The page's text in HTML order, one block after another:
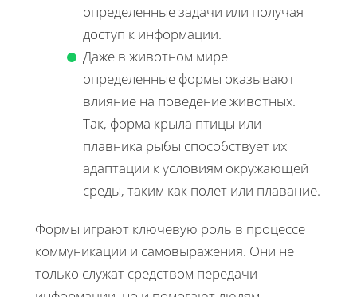
определенные задачи или получая
доступ к информации.
Даже в животном мире
определенные формы оказывают
влияние на поведение животных.
Так, форма крыла птицы или
плавника рыбы способствует их
адаптации к условиям окружающей
среды, таким как полет или плавание.
Формы играют ключевую роль в процессе
коммуникации и самовыражения. Они не
только служат средством передачи